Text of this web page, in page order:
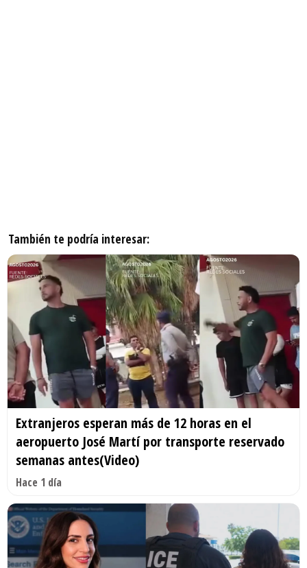
También te podría interesar:
Extranjeros esperan más de 12 horas en el
aeropuerto José Martí por transporte reservado
semanas antes(Video)
Hace 1 día